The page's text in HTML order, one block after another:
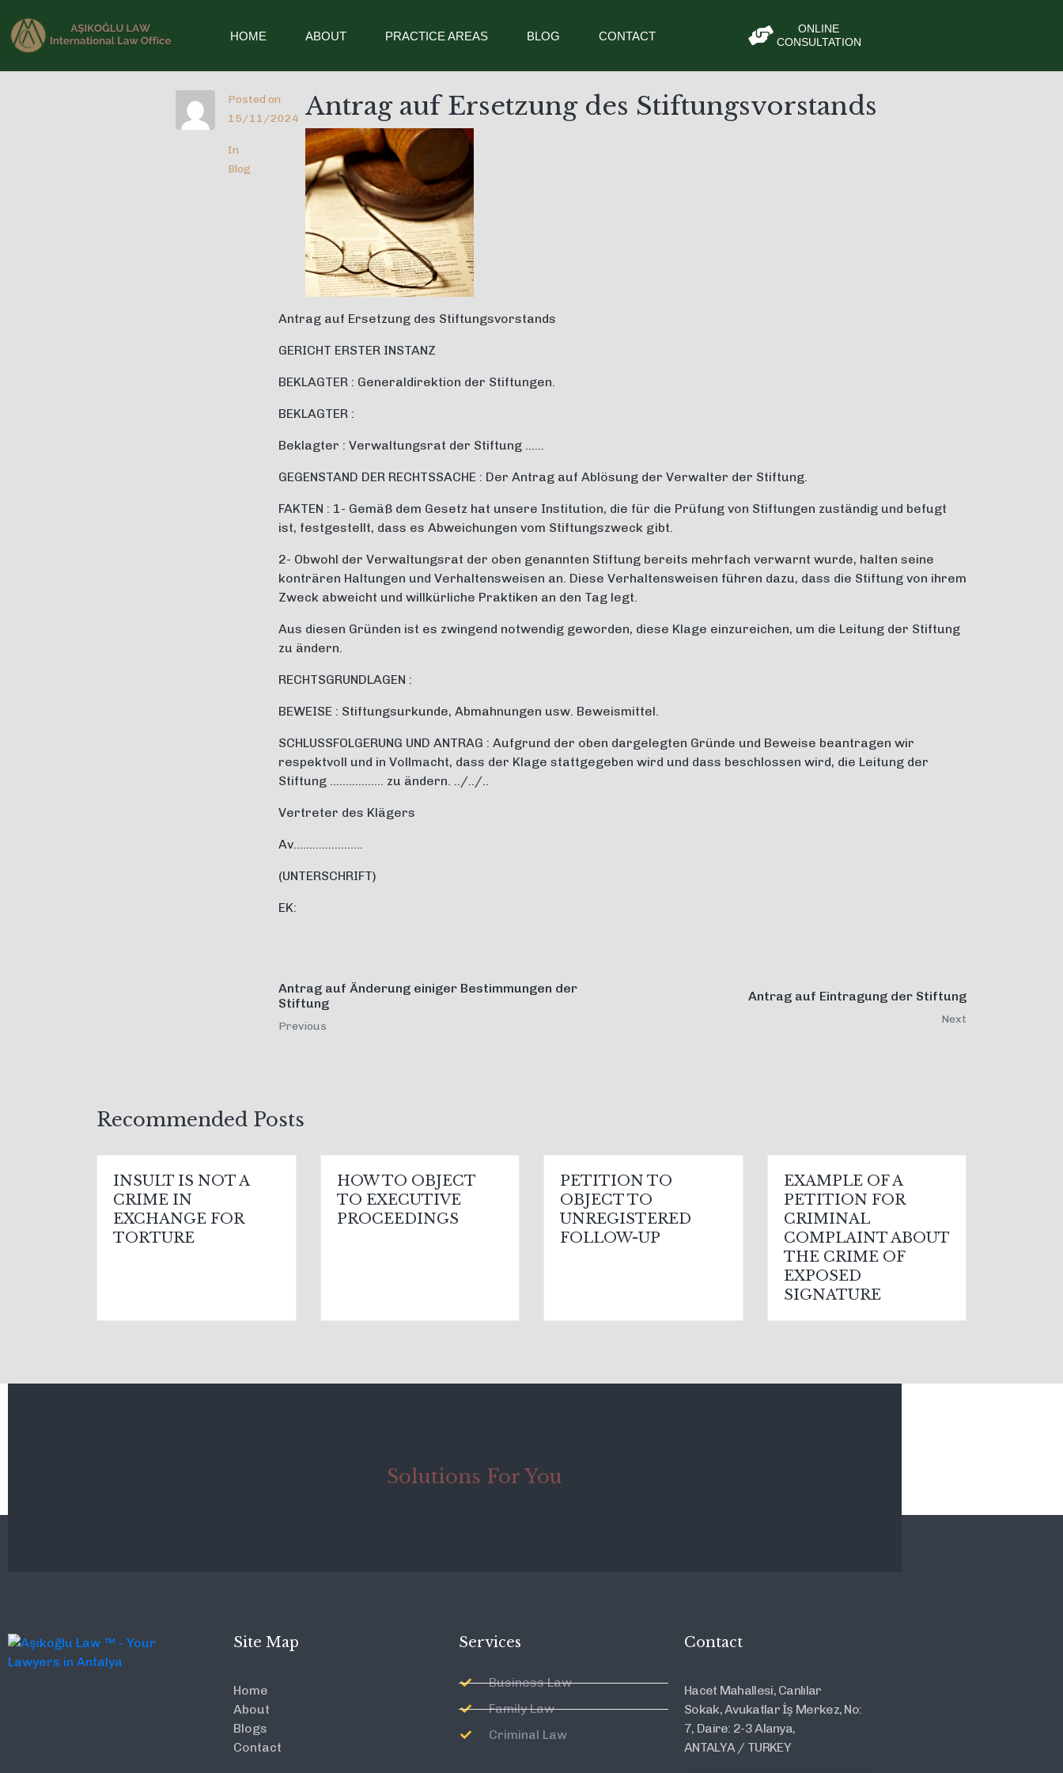
HOME ABOUT PRACTICE AREAS BLOG CONTACT
ONLINE
CONSULTATION
Posted on
15/11/2024
In
Blog
Antrag auf Ersetzung des Stiftungsvorstands
Antrag auf Ersetzung des Stiftungsvorstands
GERICHT ERSTER INSTANZ
BEKLAGTER : Generaldirektion der Stiftungen.
BEKLAGTER :
Beklagter : Verwaltungsrat der Stiftung ……
GEGENSTAND DER RECHTSSACHE : Der Antrag auf Ablösung der Verwalter der Stiftung.
FAKTEN : 1- Gemäß dem Gesetz hat unsere Institution, die für die Prüfung von Stiftungen zuständig und befugt
ist, festgestellt, dass es Abweichungen vom Stiftungszweck gibt.
2- Obwohl der Verwaltungsrat der oben genannten Stiftung bereits mehrfach verwarnt wurde, halten seine
konträren Haltungen und Verhaltensweisen an. Diese Verhaltensweisen führen dazu, dass die Stiftung von ihrem
Zweck abweicht und willkürliche Praktiken an den Tag legt.
Aus diesen Gründen ist es zwingend notwendig geworden, diese Klage einzureichen, um die Leitung der Stiftung
zu ändern.
RECHTSGRUNDLAGEN :
BEWEISE : Stiftungsurkunde, Abmahnungen usw. Beweismittel.
SCHLUSSFOLGERUNG UND ANTRAG : Aufgrund der oben dargelegten Gründe und Beweise beantragen wir
respektvoll und in Vollmacht, dass der Klage stattgegeben wird und dass beschlossen wird, die Leitung der
Stiftung …………….. zu ändern. ../../..
Vertreter des Klägers
Av………………….
(UNTERSCHRIFT)
EK:
Antrag auf Änderung einiger Bestimmungen der
Stiftung
Previous
Antrag auf Eintragung der Stiftung
Next
Recommended Posts
INSULT IS NOT A
CRIME IN
EXCHANGE FOR
TORTURE
HOW TO OBJECT
TO EXECUTIVE
PROCEEDINGS
PETITION TO
OBJECT TO
UNREGISTERED
FOLLOW-UP
EXAMPLE OF A
PETITION FOR
CRIMINAL
COMPLAINT ABOUT
THE CRIME OF
EXPOSED
SIGNATURE
Solutions For You
Site Map
Home
About
Blogs
Contact
Services
Business Law
Family Law
Criminal Law
Contact
Hacet Mahallesi, Canlılar
Sokak, Avukatlar İş Merkez, No:
7, Daire: 2-3 Alanya,
ANTALYA / TURKEY